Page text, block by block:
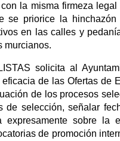
la misma firmeza
se priorice la
en las calles y
murcianos.
solicita al
de las Ofertas de
de los procesos
de selección, señalar
expresamente sobre la
de promoción